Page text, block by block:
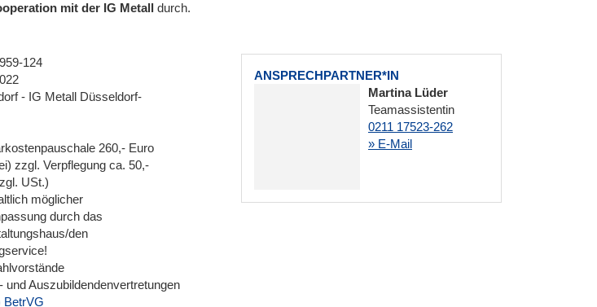
mit der IG Metall durch.
ANSPRECHPARTNER*IN
Martina Lüder
Teamassistentin
0211 17523-262
» E-Mail
124
- IG Metall Düsseldorf-
260,- Euro
zzgl. Verpflegung ca. 50,-
USt.)
möglicher
durch das
den
und Auszubildendenvertretungen
BetrVG